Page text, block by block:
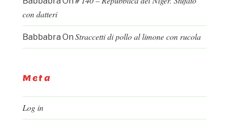
con datteri
Babbabra On Straccetti di pollo al limone con rucola
Meta
Log in